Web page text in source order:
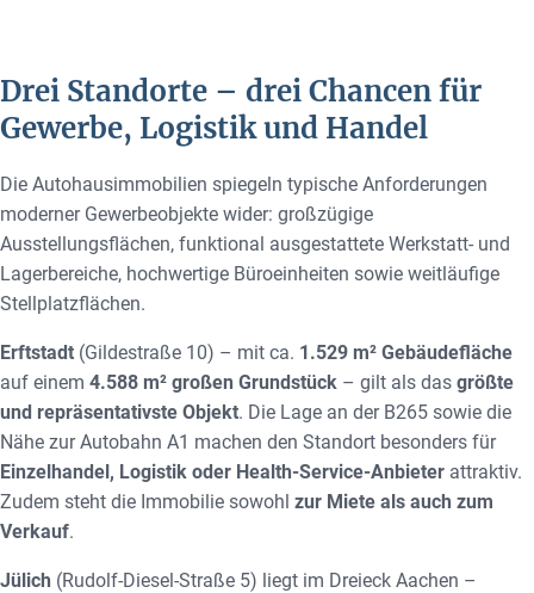
Drei Standorte – drei Chancen für
Gewerbe, Logistik und Handel
Die Autohausimmobilien spiegeln typische Anforderungen
moderner Gewerbeobjekte wider: großzügige
Ausstellungsflächen, funktional ausgestattete Werkstatt- und
Lagerbereiche, hochwertige Büroeinheiten sowie weitläufige
Stellplatzflächen.
Erftstadt (Gildestraße 10) – mit ca. 1.529 m² Gebäudefläche
auf einem 4.588 m² großen Grundstück – gilt als das größte
und repräsentativste Objekt. Die Lage an der B265 sowie die
Nähe zur Autobahn A1 machen den Standort besonders für
Einzelhandel, Logistik oder Health-Service-Anbieter attraktiv.
Zudem steht die Immobilie sowohl zur Miete als auch zum
Verkauf.
Jülich (Rudolf-Diesel-Straße 5) liegt im Dreieck Aachen –